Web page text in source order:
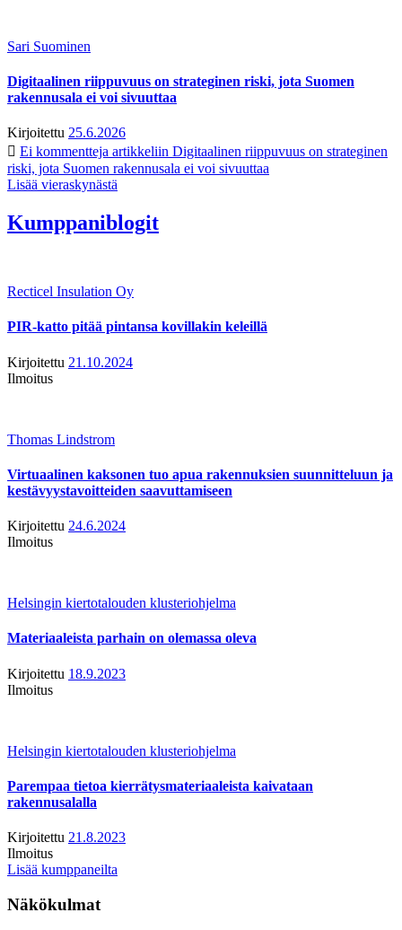
Sari Suominen
Digitaalinen riippuvuus on strateginen riski, jota Suomen
rakennusala ei voi sivuuttaa
Kirjoitettu 25.6.2026
Ei kommentteja artikkeliin Digitaalinen riippuvuus on strateginen
riski, jota Suomen rakennusala ei voi sivuuttaa
Lisää vieraskynästä
Kumppaniblogit
Recticel Insulation Oy
PIR-katto pitää pintansa kovillakin keleillä
Kirjoitettu 21.10.2024
Ilmoitus
Thomas Lindstrom
Virtuaalinen kaksonen tuo apua rakennuksien suunnitteluun ja
kestävyystavoitteiden saavuttamiseen
Kirjoitettu 24.6.2024
Ilmoitus
Helsingin kiertotalouden klusteriohjelma
Materiaaleista parhain on olemassa oleva
Kirjoitettu 18.9.2023
Ilmoitus
Helsingin kiertotalouden klusteriohjelma
Parempaa tietoa kierrätysmateriaaleista kaivataan
rakennusalalla
Kirjoitettu 21.8.2023
Ilmoitus
Lisää kumppaneilta
Näkökulmat